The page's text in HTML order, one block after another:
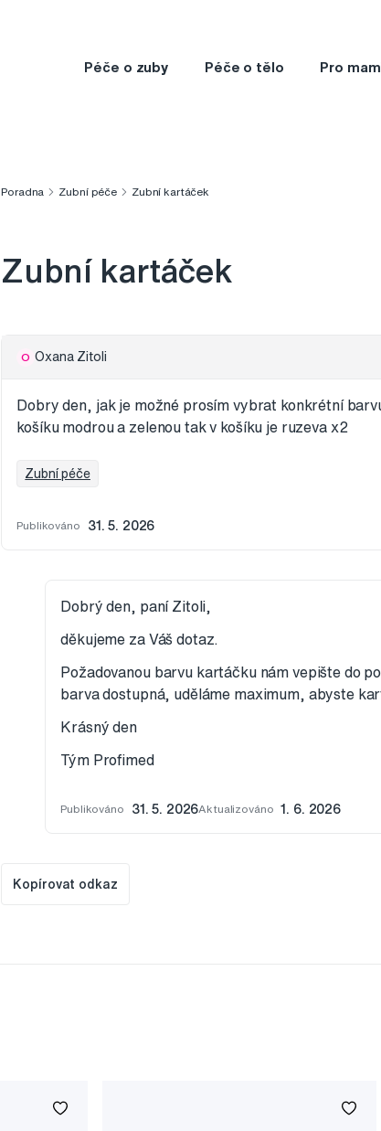
Péče o zuby Péče o tělo Pro
Poradna Zubní péče Zubní kartáček
Zubní kartáček
O Oxana Zitoli
Dobry den, jak je možné prosím vybrat konkrétní
košíku modrou a zelenou tak v košíku je ruzeva x2
Zubní péče
Publikováno 31. 5. 2026
Dobrý den, paní Zitoli,
děkujeme za Váš dotaz.
Požadovanou barvu kartáčku nám vepište do
barva dostupná, uděláme maximum, abyste
Krásný den
Tým Profimed
Publikováno 31. 5. 2026Aktualizováno 1. 6. 2026
Kopírovat odkaz